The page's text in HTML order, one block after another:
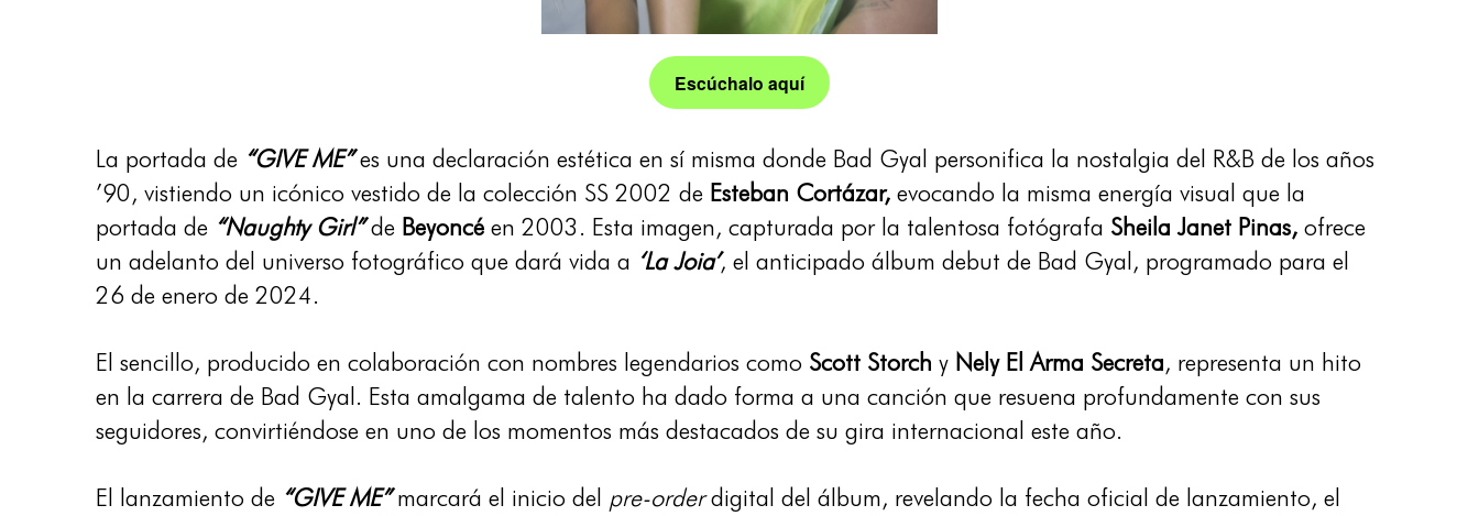
Escúchalo aquí
La portada de “GIVE ME”es una declaración estética en sí misma donde Bad Gyal personifica la nostalgia del R&B de los años
’90, vistiendo un icónico vestido de la colección SS 2002 de Esteban Cortázar, evocando la misma energía visual que la
portada de “Naughty Girl”de Beyoncé en 2003. Esta imagen, capturada por la talentosa fotógrafa Sheila Janet Pinas, ofrece
un adelanto del universo fotográfico que dará vida a ‘La Joia’, el anticipado álbum debut de Bad Gyal, programado para el
26 de enero de 2024.
El sencillo, producido en colaboración con nombres legendarios como Scott Storchy Nely El Arma Secreta, representa un hito
en la carrera de Bad Gyal. Esta amalgama de talento ha dado forma a una canción que resuena profundamente con sus
seguidores, convirtiéndose en uno de los momentos más destacados de su gira internacional este año.
El lanzamiento de “GIVE ME”marcará el inicio del pre-orderdigital del álbum, revelando la fecha oficial de lanzamiento, el